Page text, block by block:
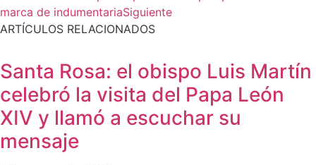
marca de indumentariaSiguiente
ARTÍCULOS RELACIONADOS
Santa Rosa: el obispo Luis Martín
celebró la visita del Papa León
XIV y llamó a escuchar su
mensaje